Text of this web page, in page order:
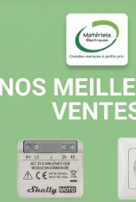
Pourquoi nous
à